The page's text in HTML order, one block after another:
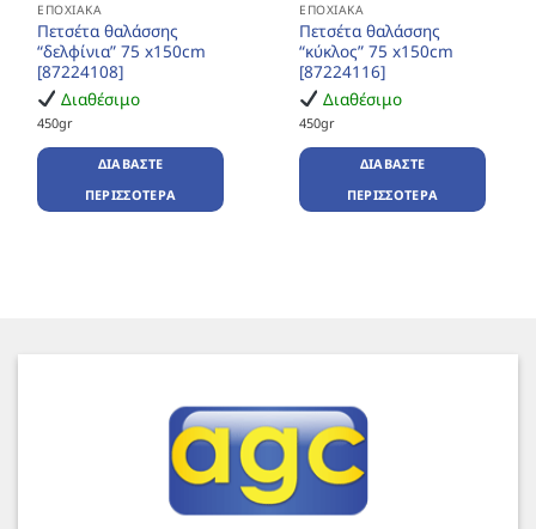
ΕΠΟΧΙΑΚΆ
Πετσέτα θαλάσσης
“δελφίνια” 75 x150cm
[87224108]
Διαθέσιμο
450gr
ΔΙΑΒΆΣΤΕ
ΠΕΡΙΣΣΌΤΕΡΑ
ΕΠΟΧΙΑΚΆ
Πετσέτα θαλάσσης
“κύκλος” 75 x150cm
[87224116]
Διαθέσιμο
450gr
ΔΙΑΒΆΣΤΕ
ΠΕΡΙΣΣΌΤΕΡΑ